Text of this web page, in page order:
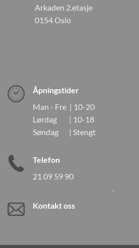
Arkaden 2.etasje
0154 Oslo
Åpningstider
Man - Fre | 10-20
Lørdag | 10-18
Søndag | Stengt
Telefon
21 09 59 90
Kontakt oss